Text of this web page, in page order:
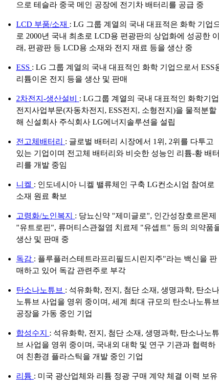
으로 테슬라 중국 메인 공장에 전기차 배터리를 공급 중
LCD 부품/소재 : LG 그룹 계열의 국내 대표적은 화학 기업
로 2000년 국내 최초로 LCD용 편광판의 상업화에 성공한
래, 편광판 등 LCD용 소재와 전지 재료 등을 생산 중
ESS : LG 그룹 계열의 국내 대표적인 화학 기업으로서 ESS
리튬이온 전지 등을 생산 및 판매
2차전지-생산설비 : LG그룹 계열의 국내 대표적인 화학기
전지사업부문(자동차전지, ESS전지, 소형전지)을 물적분할
해 신설회사 주식회사 LG에너지솔루션을 설립
전고체배터리 : 글로벌 배터리 시장에서 1위, 2위를 다투고
있는 기업이며 전고체 배터리와 비슷한 성능인 리튬-황 배
리를 개발 중임
니켈 : 인도네시아 니켈 밸류체인 구축 LG컨소시엄 참여로
소재 원료 확보
고령화/노인복지 : 당뇨신약 "제미글로", 인간성장호르몬제
"유트로핀", 류머티스관절염 치료제 "유셉트" 등의 의약품
생산 및 판매 중
독감 : 플루플러스테트라프리필드시린지주"라는 백신을 판
매하고 있어 독감 관련주로 부각
탄소나노튜브 : 석유화학, 전지, 첨단 소재, 생명과학, 탄소나
노튜브 사업을 영위 중이며, 세계 최대 규모의 탄소나노튜브
공장을 가동 중인 기업
합성수지 : 석유화학, 전지, 첨단 소재, 생명과학, 탄소나노튜
브 사업을 영위 중이며, 국내외 대학 및 연구 기관과 협력하
여 친환경 플라스틱을 개발 중인 기업
리튬 : 미국 광산업체와 리튬 정광 구매 계약 체결 이력 보유